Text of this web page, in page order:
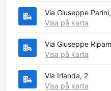
Via Giuseppe
Visa på karta
Via Giuseppe
Visa på karta
Via Irlanda, 2
Visa på karta